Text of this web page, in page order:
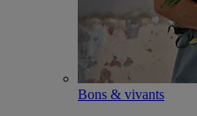
Bons & vivants